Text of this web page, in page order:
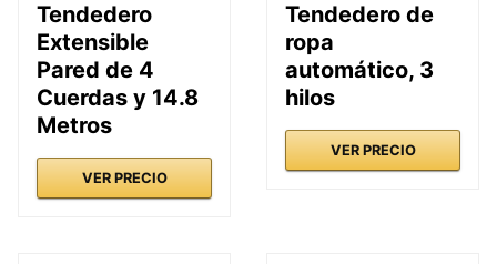
Tendedero
Extensible
Pared de 4
Cuerdas y 14.8
Metros
VER PRECIO
Tendedero de
ropa
automático, 3
hilos
VER PRECIO